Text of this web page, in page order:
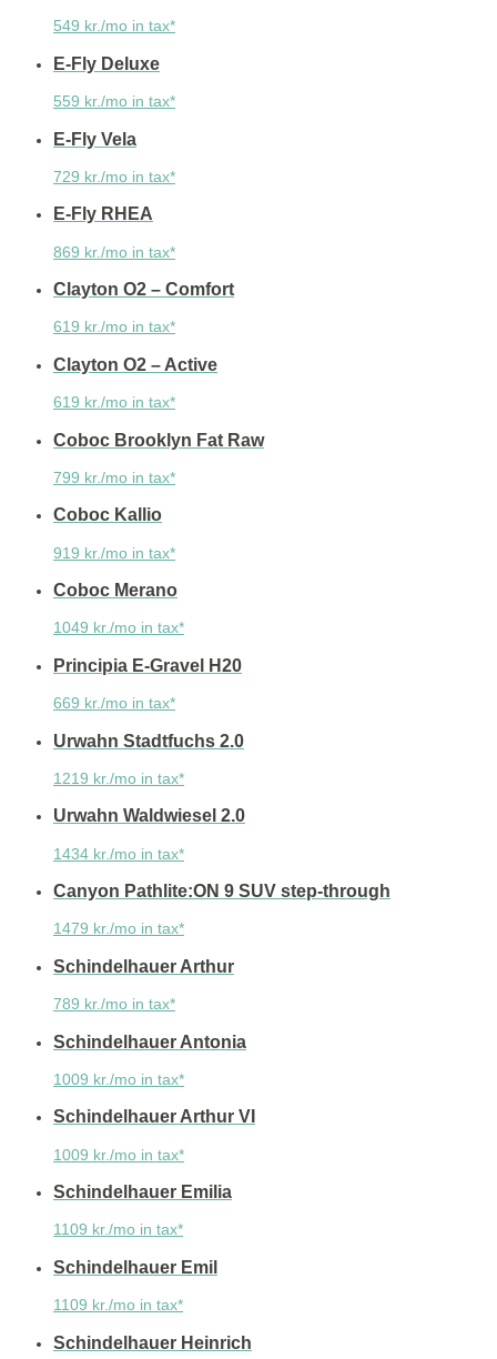
549 kr./mo in tax*
E-Fly Deluxe
559 kr./mo in tax*
E-Fly Vela
729 kr./mo in tax*
E-Fly RHEA
869 kr./mo in tax*
Clayton O2 – Comfort
619 kr./mo in tax*
Clayton O2 – Active
619 kr./mo in tax*
Coboc Brooklyn Fat Raw
799 kr./mo in tax*
Coboc Kallio
919 kr./mo in tax*
Coboc Merano
1049 kr./mo in tax*
Principia E-Gravel H20
669 kr./mo in tax*
Urwahn Stadtfuchs 2.0
1219 kr./mo in tax*
Urwahn Waldwiesel 2.0
1434 kr./mo in tax*
Canyon Pathlite:ON 9 SUV step-through
1479 kr./mo in tax*
Schindelhauer Arthur
789 kr./mo in tax*
Schindelhauer Antonia
1009 kr./mo in tax*
Schindelhauer Arthur VI
1009 kr./mo in tax*
Schindelhauer Emilia
1109 kr./mo in tax*
Schindelhauer Emil
1109 kr./mo in tax*
Schindelhauer Heinrich